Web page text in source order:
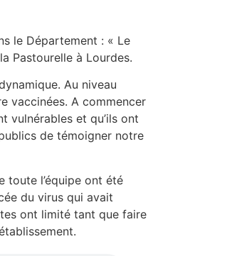
le Département : « Le
Pastourelle à Lourdes.
Au niveau
vaccinées. A commencer
vulnérables et qu’ils ont
de témoigner notre
toute l’équipe ont été
du virus qui avait
ont limité tant que faire